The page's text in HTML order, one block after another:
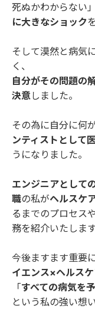
死ぬかわからない
に大きなショック
そして漠然と病気
く、
自分がその問題の
決意しました。
その為に自分に何
ンティストとして
うになりました。
エンジニアとして
職の私がヘルスケ
るまでのプロセス
務を紹介いたします
今後ますます重要
イエンス×ヘルス
「すべての病気を
という私の強い想